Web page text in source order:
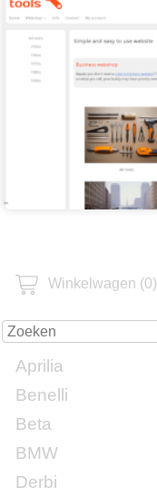
Winkelwagen (0)
Aprilia
Benelli
Beta
BMW
Derbi